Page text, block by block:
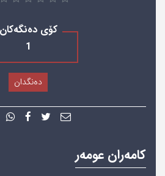
کۆی دەنگەکان
1
دەنگدان
كامەران عومەر